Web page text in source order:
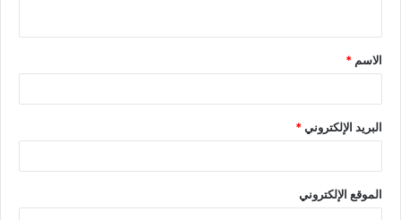
الاسم *
البريد الإلكتروني*
الموقع الإلكتروني